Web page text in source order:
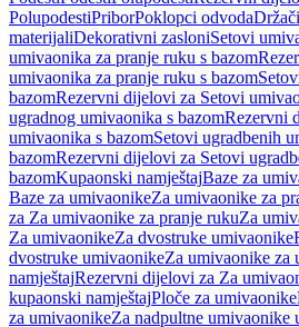
PolupodestiPriborPoklopci odvoda
materijaliDekorativni zasloniSetovi
umivaonika za pranje ruku s bazom
umivaonika za pranje ruku s bazom
bazomRezervni dijelovi za Setovi
ugradnog umivaonika s bazomRezervni
umivaonika s bazomSetovi ugradbenih
bazomRezervni dijelovi za Setovi
bazomKupaonski namještajBaze za
Baze za umivaonikeZa umivaonike za
za Za umivaonike za pranje rukuZa
Za umivaonikeZa dvostruke umivaonike
dvostruke umivaonikeZa umivaonike za
namještajRezervni dijelovi za Za
kupaonski namještajPloče za umivaonike
za umivaonikeZa nadpultne umivaonike